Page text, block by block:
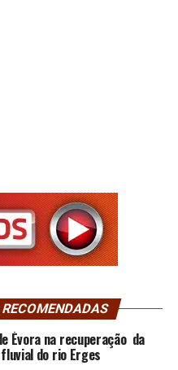
Évora na recuperação da
do rio Erges